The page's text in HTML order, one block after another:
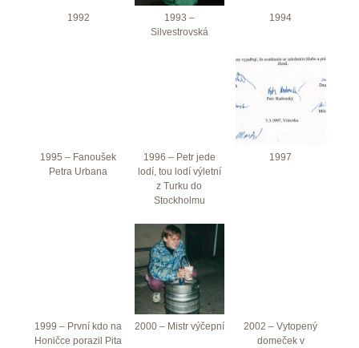
1992
1993 –
Silvestrovská
1994
1995 – Fanoušek
Petra Urbana
1996 – Petr jede
lodí, tou lodí výletní
z Turku do
Stockholmu
1997
1999 – První kdo na
Honičce porazil Pita
2000 – Mistr výčepní
2002 – Vytopený
domeček v